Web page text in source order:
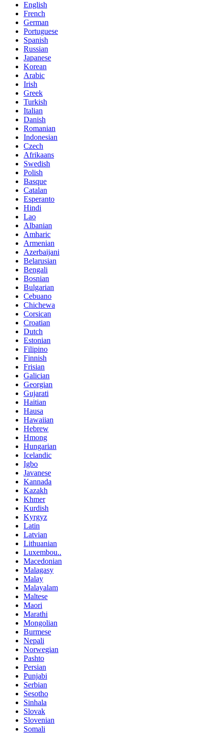
English
French
German
Portuguese
Spanish
Russian
Japanese
Korean
Arabic
Irish
Greek
Turkish
Italian
Danish
Romanian
Indonesian
Czech
Afrikaans
Swedish
Polish
Basque
Catalan
Esperanto
Hindi
Lao
Albanian
Amharic
Armenian
Azerbaijani
Belarusian
Bengali
Bosnian
Bulgarian
Cebuano
Chichewa
Corsican
Croatian
Dutch
Estonian
Filipino
Finnish
Frisian
Galician
Georgian
Gujarati
Haitian
Hausa
Hawaiian
Hebrew
Hmong
Hungarian
Icelandic
Igbo
Javanese
Kannada
Kazakh
Khmer
Kurdish
Kyrgyz
Latin
Latvian
Lithuanian
Luxembou..
Macedonian
Malagasy
Malay
Malayalam
Maltese
Maori
Marathi
Mongolian
Burmese
Nepali
Norwegian
Pashto
Persian
Punjabi
Serbian
Sesotho
Sinhala
Slovak
Slovenian
Somali